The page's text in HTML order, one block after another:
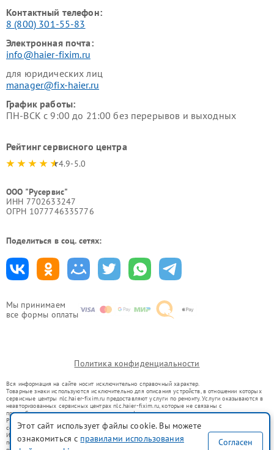
Мы принимаем
все формы оплаты
Контактный телефон:
8 (800) 301-55-83
Электронная почта:
info@haier-fixim.ru
для юридических лиц
manager@fix-haier.ru
График работы:
ПН-ВСК с 9:00 до 21:00 без перерывов и выходных
Рейтинг сервисного центра
4.9-5.0
ООО "Русервис"
ИНН 7702633247
ОГРН 1077746335776
Поделиться в соц. сетях:
Политика конфиденциальности
Вся информация на сайте носит исключительно справочный характер.
Товарные знаки используются исключительно для описания устройств, в отношении которых
сервисные центры nlc.haier-fixim.ru предоставляют услуги по ремонту. Услуги оказываются в
неавторизованных сервисных центрах nlc.haier-fixim.ru, которые не связаны с
правообладателями товарных знаков или их официальными представителями.
Ремонт осуществляется для устройств, уже введенных в гражданский оборот в соответствии
со статьей 1487 ГК РФ.
Использование товарных знаков не преследует цели индивидуализации услуг или введения
потребителей в заблуждение, а служит для информирования о предоставляемых услугах по
Этот сайт использует файлы cookie. Вы можете
ознакомиться с правилами использования
Согласен